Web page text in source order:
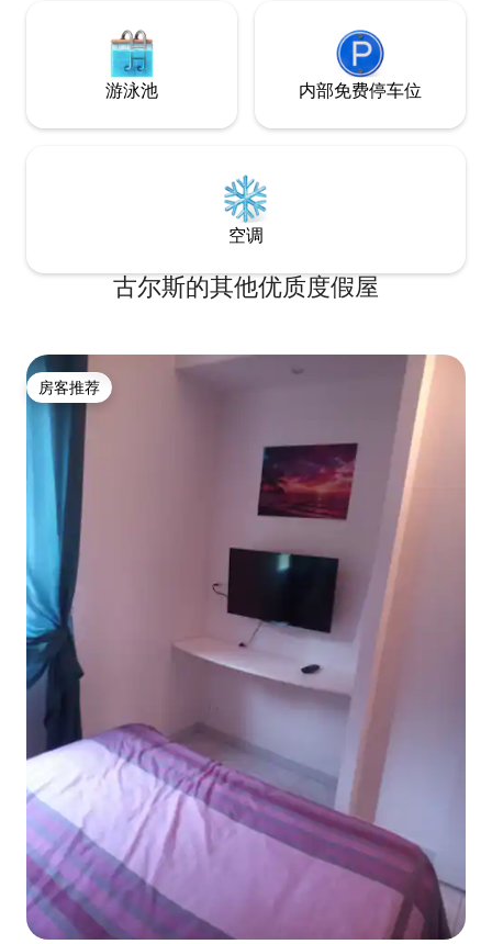
游泳池 内部免费停车位
空调
古尔斯的其他优质度假屋
房客推荐
房客推荐